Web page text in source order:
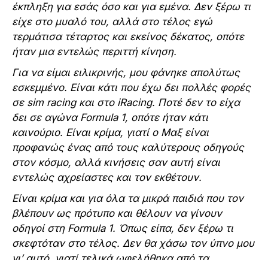
έκπληξη για εσάς όσο και για εμένα. Δεν ξέρω τι
είχε στο μυαλό του, αλλά στο τέλος εγώ
τερμάτισα τέταρτος και εκείνος δέκατος, οπότε
ήταν μια εντελώς περιττή κίνηση.
Για να είμαι ειλικρινής, μου φάνηκε απολύτως
εσκεμμένο. Είναι κάτι που έχω δει πολλές φορές
σε sim racing και στο iRacing. Ποτέ δεν το είχα
δει σε αγώνα Formula 1, οπότε ήταν κάτι
καινούριο. Είναι κρίμα, γιατί ο Μαξ είναι
προφανώς ένας από τους καλύτερους οδηγούς
στον κόσμο, αλλά κινήσεις σαν αυτή είναι
εντελώς αχρείαστες και τον εκθέτουν.
Είναι κρίμα και για όλα τα μικρά παιδιά που τον
βλέπουν ως πρότυπο και θέλουν να γίνουν
οδηγοί στη Formula 1. Όπως είπα, δεν ξέρω τι
σκεφτόταν στο τέλος. Δεν θα χάσω τον ύπνο μου